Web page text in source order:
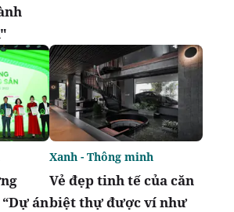
án
Vẻ đẹp tinh tế của căn
biệt thự được ví như
Xanh - Thông minh